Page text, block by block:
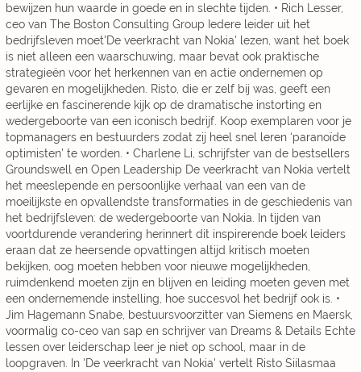
bewijzen hun waarde in goede en in slechte tijden. • Rich Lesser,
ceo van The Boston Consulting Group Iedere leider uit het
bedrijfsleven moet'De veerkracht van Nokia' lezen, want het boek
is niet alleen een waarschuwing, maar bevat ook praktische
strategieën voor het herkennen van en actie ondernemen op
gevaren en mogelijkheden. Risto, die er zelf bij was, geeft een
eerlijke en fascinerende kijk op de dramatische instorting en
wedergeboorte van een iconisch bedrijf. Koop exemplaren voor je
topmanagers en bestuurders zodat zij heel snel leren ‘paranoïde
optimisten’ te worden. • Charlene Li, schrijfster van de bestsellers
Groundswell en Open Leadership De veerkracht van Nokia vertelt
het meeslepende en persoonlijke verhaal van een van de
moeilijkste en opvallendste transformaties in de geschiedenis van
het bedrijfsleven: de wedergeboorte van Nokia. In tijden van
voortdurende verandering herinnert dit inspirerende boek leiders
eraan dat ze heersende opvattingen altijd kritisch moeten
bekijken, oog moeten hebben voor nieuwe mogelijkheden,
ruimdenkend moeten zijn en blijven en leiding moeten geven met
een ondernemende instelling, hoe succesvol het bedrijf ook is. •
Jim Hagemann Snabe, bestuursvoorzitter van Siemens en Maersk,
voormalig co-ceo van sap en schrijver van Dreams & Details Echte
lessen over leiderschap leer je niet op school, maar in de
loopgraven. In 'De veerkracht van Nokia' vertelt Risto Siilasmaa